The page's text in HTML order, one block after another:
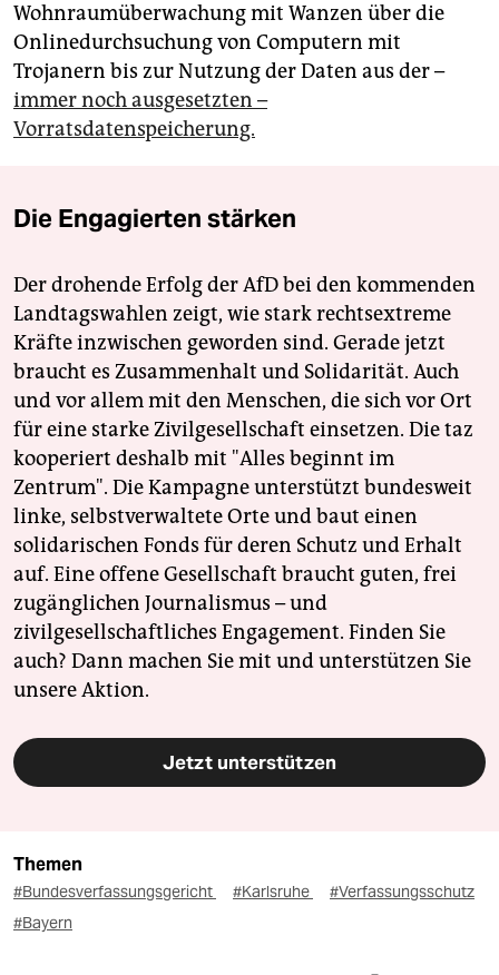
Wohnraumüberwachung mit Wanzen über die
Onlinedurchsuchung von Computern mit
Trojanern bis zur Nutzung der Daten aus der –
immer noch ausgesetzten –
Vorratsdatenspeicherung.
Die Engagierten stärken
Der drohende Erfolg der AfD bei den kommenden
Landtagswahlen zeigt, wie stark rechtsextreme
Kräfte inzwischen geworden sind. Gerade jetzt
braucht es Zusammenhalt und Solidarität. Auch
und vor allem mit den Menschen, die sich vor Ort
für eine starke Zivilgesellschaft einsetzen. Die taz
kooperiert deshalb mit "Alles beginnt im
Zentrum". Die Kampagne unterstützt bundesweit
linke, selbstverwaltete Orte und baut einen
solidarischen Fonds für deren Schutz und Erhalt
auf. Eine offene Gesellschaft braucht guten, frei
zugänglichen Journalismus – und
zivilgesellschaftliches Engagement. Finden Sie
auch? Dann machen Sie mit und unterstützen Sie
unsere Aktion.
Jetzt unterstützen
Themen
#Bundesverfassungsgericht #Karlsruhe
#Verfassungsschutz
#Bayern